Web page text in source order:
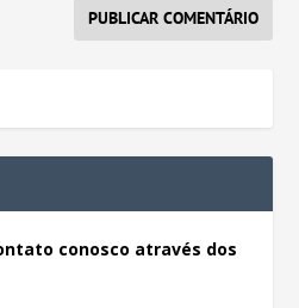
conosco através dos